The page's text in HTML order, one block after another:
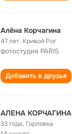
Алёна Корчагина
47 лет, Кривой Рог
фотостудия PARIS
Добавить в друзья
АЛЕНА КОРЧАГИНА
33 года, Горловка